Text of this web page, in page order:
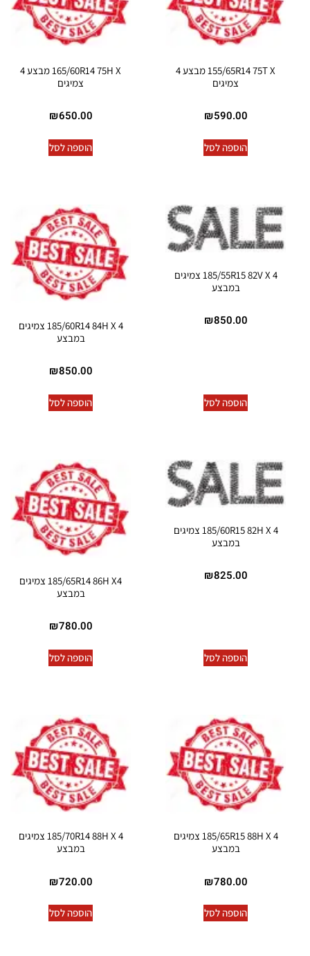
155/65R14 75T X מבצע 4
צמיגים
₪590.00
הוספה לסל
165/60R14 75H X מבצע 4
צמיגים
₪650.00
הוספה לסל
185/55R15 82V X 4 צמיגים
במבצע
₪850.00
הוספה לסל
185/60R14 84H X 4 צמיגים
במבצע
₪850.00
הוספה לסל
185/60R15 82H X 4 צמיגים
במבצע
₪825.00
הוספה לסל
185/65R14 86H X4 צמיגים
במבצע
₪780.00
הוספה לסל
185/65R15 88H X 4 צמיגים
במבצע
₪780.00
הוספה לסל
185/70R14 88H X 4 צמיגים
במבצע
₪720.00
הוספה לסל